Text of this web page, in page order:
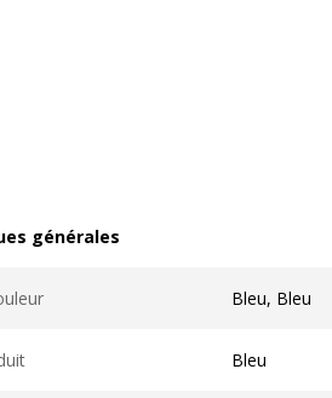
générales
Bleu, Bleu
Bleu